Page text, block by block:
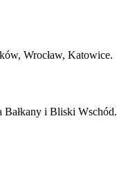
Wrocław, Katowice.
Bałkany i Bliski Wschód.